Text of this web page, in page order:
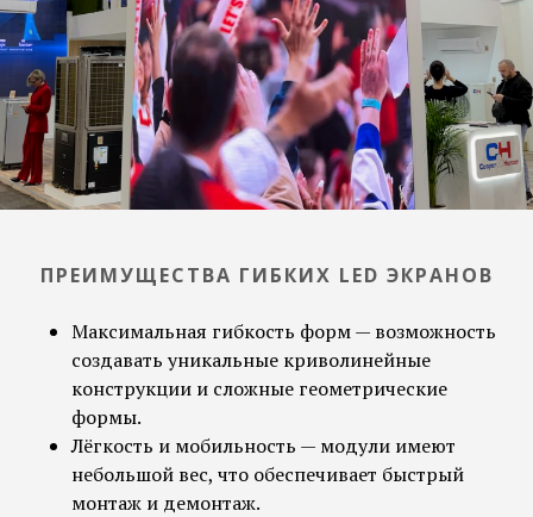
ПРЕИМУЩЕСТВА ГИБКИХ LED ЭКРАНОВ
Максимальная гибкость форм — возможность
создавать уникальные криволинейные
конструкции и сложные геометрические
формы.
Лёгкость и мобильность — модули имеют
небольшой вес, что обеспечивает быстрый
монтаж и демонтаж.